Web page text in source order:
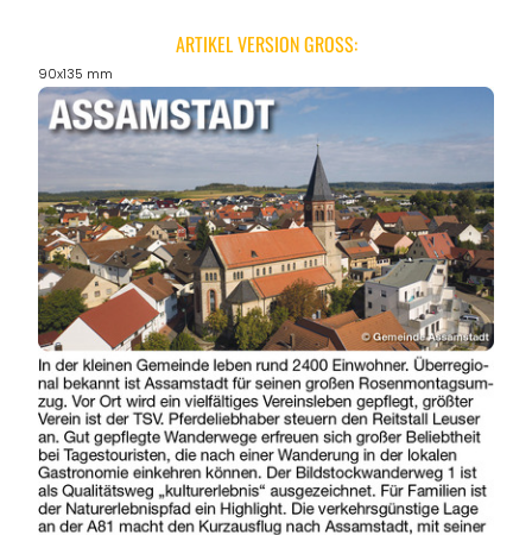
ARTIKEL VERSION GROSS:
90x135 mm